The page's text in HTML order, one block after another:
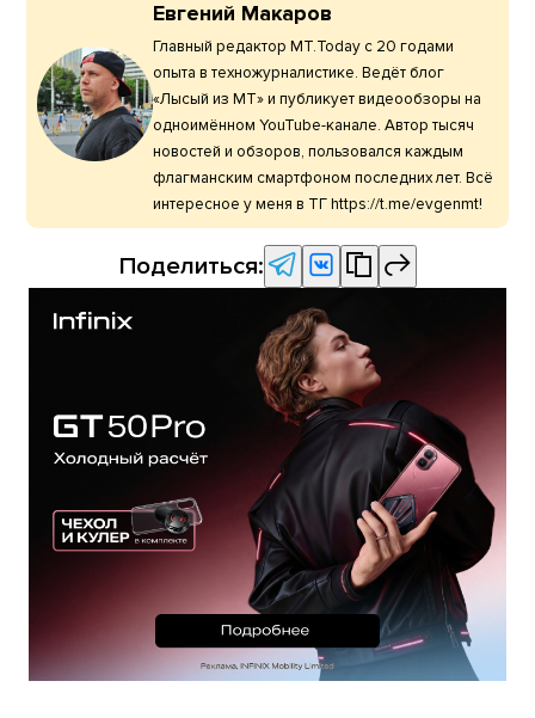
Евгений Макаров
Главный редактор МТ.Today с 20 годами
опыта в техножурналистике. Ведёт блог
«Лысый из МТ» и публикует видеообзоры на
одноимённом YouTube-канале. Автор тысяч
новостей и обзоров, пользовался каждым
флагманским смартфоном последних лет. Всё
интересное у меня в ТГ https://t.me/evgenmt!
Поделиться: